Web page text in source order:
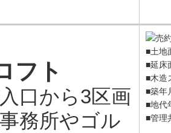
フト
口から3区画
務所やゴル
■土地
■延床
■木造
■築年
■地代
■管理